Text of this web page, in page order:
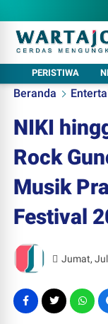
PERISTIWA
Beranda
NIKI
Rock
Musik
Festival
Jumat,